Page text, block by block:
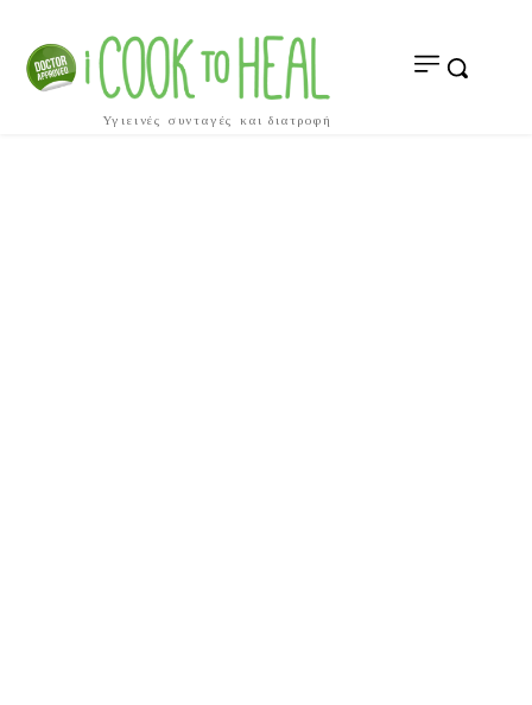
Υγιεινές συνταγές και διατροφή